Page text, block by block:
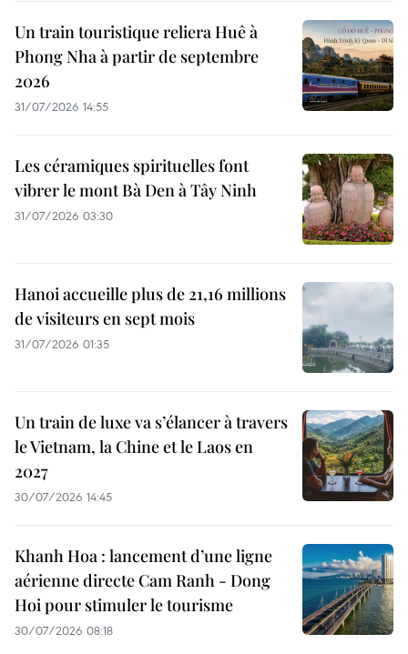
Un train touristique reliera Huê à
Phong Nha à partir de septembre
2026
31/07/2026 14:55
Les céramiques spirituelles font
vibrer le mont Bà Den à Tây Ninh
31/07/2026 03:30
Hanoi accueille plus de 21,16 millions
de visiteurs en sept mois ​
31/07/2026 01:35
Un train de luxe va s’élancer à travers
le Vietnam, la Chine et le Laos en
2027
30/07/2026 14:45
Khanh Hoa : lancement d’une ligne
aérienne directe Cam Ranh - Dong
Hoi pour stimuler le tourisme
30/07/2026 08:18